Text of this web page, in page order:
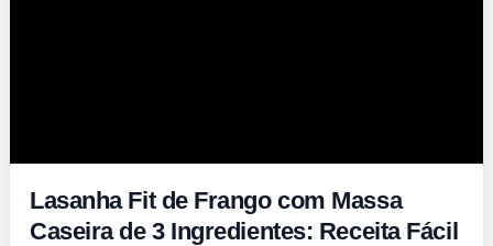
Lasanha Fit de Frango com Massa
Caseira de 3 Ingredientes: Receita Fácil